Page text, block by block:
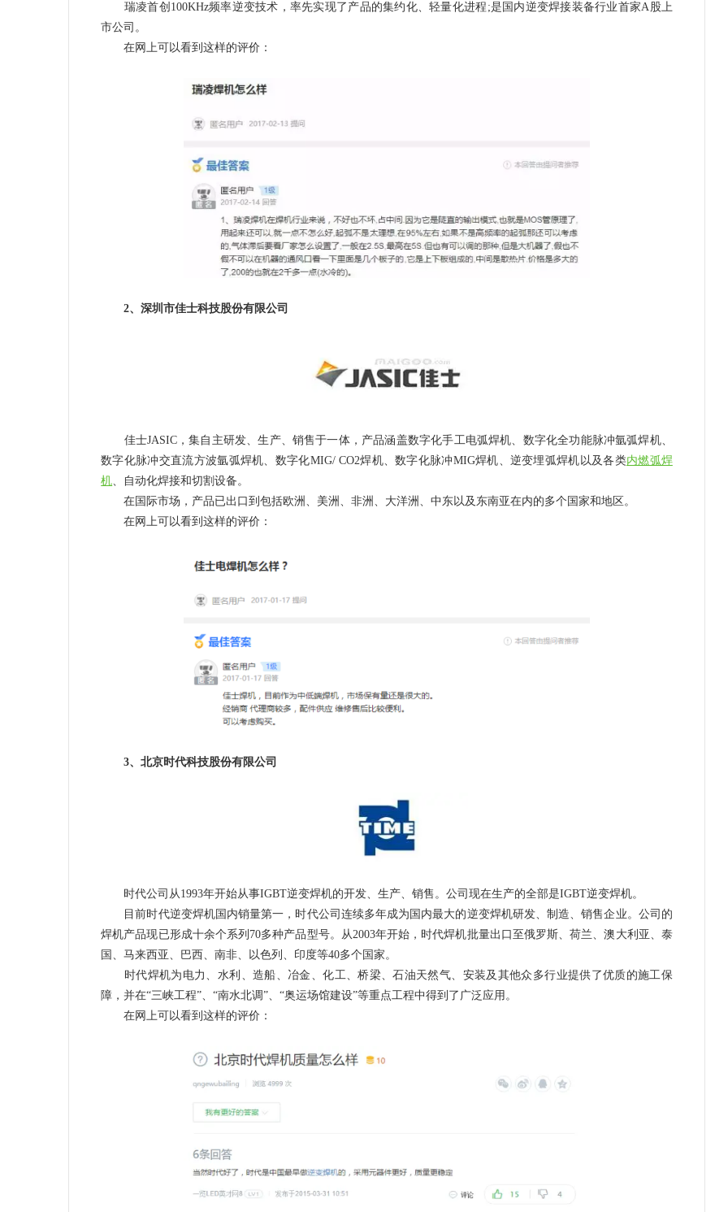
瑞凌首创100KHz频率逆变技术，率先实现了产品的集约化、轻量化进程;是国内逆变焊接装备行业首家A股上
市公司。
在网上可以看到这样的评价：
2、深圳市佳士科技股份有限公司
佳士JASIC，集自主研发、生产、销售于一体，产品涵盖数字化手工电弧焊机、数字化全功能脉冲氩弧焊机、
数字化脉冲交直流方波氩弧焊机、数字化MIG/ CO2焊机、数字化脉冲MIG焊机、逆变埋弧焊机以及各类内燃弧焊
机、自动化焊接和切割设备。
在国际市场，产品已出口到包括欧洲、美洲、非洲、大洋洲、中东以及东南亚在内的多个国家和地区。
在网上可以看到这样的评价：
3、北京时代科技股份有限公司
时代公司从1993年开始从事IGBT逆变焊机的开发、生产、销售。公司现在生产的全部是IGBT逆变焊机。
目前时代逆变焊机国内销量第一，时代公司连续多年成为国内最大的逆变焊机研发、制造、销售企业。公司的
焊机产品现已形成十余个系列70多种产品型号。从2003年开始，时代焊机批量出口至俄罗斯、荷兰、澳大利亚、泰
国、马来西亚、巴西、南非、以色列、印度等40多个国家。
时代焊机为电力、水利、造船、冶金、化工、桥梁、石油天然气、安装及其他众多行业提供了优质的施工保
障，并在“三峡工程”、“南水北调”、“奥运场馆建设”等重点工程中得到了广泛应用。
在网上可以看到这样的评价：